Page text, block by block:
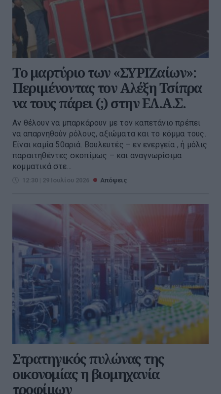
Το μαρτύριο των «ΣΥΡΙΖαίων»:
Περιμένοντας τον Αλέξη Τσίπρα
να τους πάρει (;) στην ΕΛ.Α.Σ.
Αν θέλουν να μπαρκάρουν με τον καπετάνιο πρέπει
να απαρνηθούν ρόλους, αξιώματα και το κόμμα τους.
Είναι καμία 50αριά. Βουλευτές – εν ενεργεία , ή μόλις
παραιτηθέντες σκοπίμως – και αναγνωρίσιμα
κομματικά στε...
12:30 | 29 Ιουλίου 2026 Απόψεις
Στρατηγικός πυλώνας της
οικονομίας η βιομηχανία
τροφίμων